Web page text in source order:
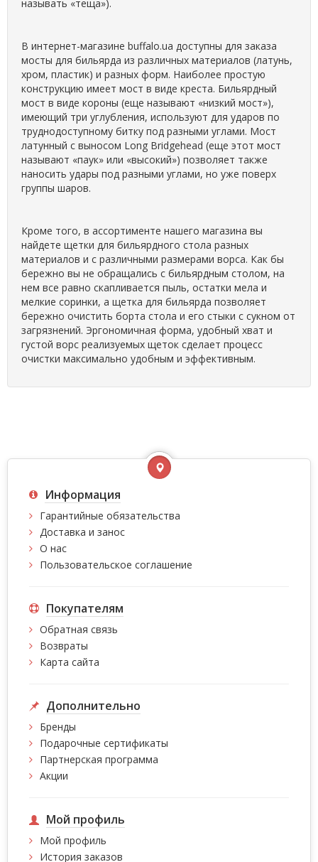
называть «теща»).
В интернет-магазине buffalo.ua доступны для заказа
мосты для бильярда из различных материалов (латунь,
хром, пластик) и разных форм. Наиболее простую
конструкцию имеет мост в виде креста. Бильярдный
мост в виде короны (еще называют «низкий мост»),
имеющий три углубления, используют для ударов по
труднодоступному битку под разными углами. Мост
латунный с выносом Long Bridgehead (еще этот мост
называют «паук» или «высокий») позволяет также
наносить удары под разными углами, но уже поверх
группы шаров.
Кроме того, в ассортименте нашего магазина вы
найдете щетки для бильярдного стола разных
материалов и с различными размерами ворса. Как бы
бережно вы не обращались с бильярдным столом, на
нем все равно скапливается пыль, остатки мела и
мелкие соринки, а щетка для бильярда позволяет
бережно очистить борта стола и его стыки с сукном от
загрязнений. Эргономичная форма, удобный хват и
густой ворс реализуемых щеток сделает процесс
очистки максимально удобным и эффективным.
Информация
Гарантийные обязательства
Доставка и занос
О нас
Пользовательское соглашение
Покупателям
Обратная связь
Возвраты
Карта сайта
Дополнительно
Бренды
Подарочные сертификаты
Партнерская программа
Акции
Мой профиль
Мой профиль
История заказов